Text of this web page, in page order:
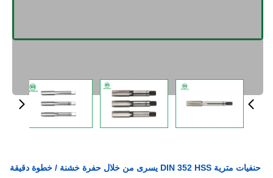
حنفيات مترية DIN 352 HSS يسرى من خلال حفرة خشنة / خطوة دقيقة